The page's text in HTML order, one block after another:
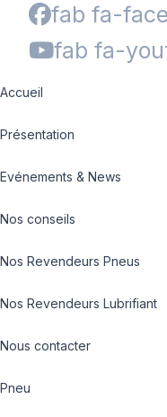
fab fa-
fab fa-
Accueil
Présentation
Evénements & News
Nos conseils
Nos Revendeurs Pneus
Nos Revendeurs Lubrifiant
Nous contacter
Pneu